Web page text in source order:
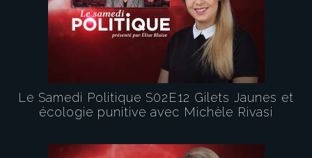
Le Samedi Politique S02E12 Gilets Jaunes et
écologie punitive avec Michèle Rivasi